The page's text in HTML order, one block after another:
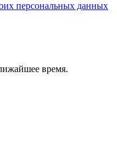
персональных данных
время.